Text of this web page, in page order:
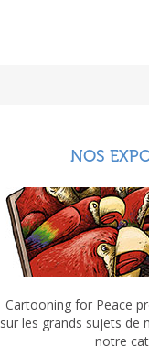
NOS
Cartooning for Peace
sur les grands sujets de
notre